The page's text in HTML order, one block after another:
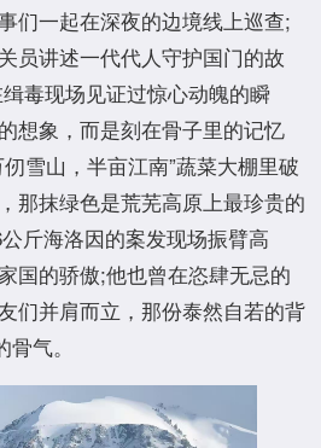
们一起在深夜的边境线上巡查;
员讲述一代代人守护国门的故
毒现场见证过惊心动魄的瞬
想象，而是刻在骨子里的记忆
雪山，半亩江南”蔬菜大棚里破
那抹绿色是荒芜高原上最珍贵的
斤海洛因的案发现场振臂高
国的骄傲;他也曾在恣肆无忌的
们并肩而立，那份泰然自若的背
气。